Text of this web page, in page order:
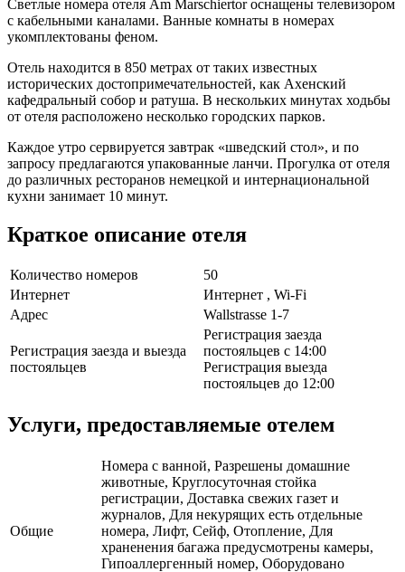
Светлые номера отеля Am Marschiertor оснащены телевизором
с кабельными каналами. Ванные комнаты в номерах
укомплектованы феном.
Отель находится в 850 метрах от таких известных
исторических достопримечательностей, как Ахенский
кафедральный собор и ратуша. В нескольких минутах ходьбы
от отеля расположено несколько городских парков.
Каждое утро сервируется завтрак «шведский стол», и по
запросу предлагаются упакованные ланчи. Прогулка от отеля
до различных ресторанов немецкой и интернациональной
кухни занимает 10 минут.
Краткое описание отеля
Количество номеров
50
Интернет
Интернет , Wi-Fi
Адрес
Wallstrasse 1-7
Регистрация заезда и выезда
постояльцев
Регистрация заезда
постояльцев с 14:00
Регистрация выезда
постояльцев до 12:00
Услуги, предоставляемые отелем
Общие
Номера с ванной, Разрешены домашние
животные, Круглосуточная стойка
регистрации, Доставка свежих газет и
журналов, Для некурящих есть отдельные
номера, Лифт, Сейф, Отопление, Для
храненения багажа предусмотрены камеры,
Гипоаллергенный номер, Оборудовано